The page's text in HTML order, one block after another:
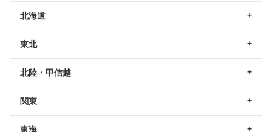
北海道
東北
北陸・甲信越
関東
東海